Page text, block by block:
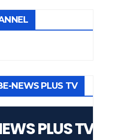
NEWS PLUS TV
PLUS TV